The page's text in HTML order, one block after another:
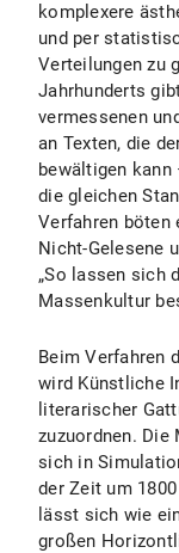
komplexere
und per
Verteilungen zu
Jahrhunderts
vermessenen
an Texten, die
bewältigen
die gleichen
Verfahren böten
Nicht-Gelesene
„So lassen sich
Massenkultur
Beim Verfahren
wird Künstliche
literarischer
zuzuordnen. Die
sich in
der Zeit um
lässt sich wie
großen